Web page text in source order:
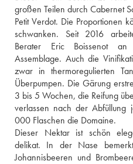
großen Teilen durch Cabernet
Petit Verdot. Die Proportionen
schwanken. Seit 2016
Berater Eric Boissenot an
Assemblage. Auch die
zwar in thermoregulierten
Überpumpen. Die Gärung
3 bis 5 Wochen, die Reifung
verlassen nach der Abfüllung
000 Flaschen die Domaine.
Dieser Nektar ist schön
delikat. In der Nase
Johannisbeeren und